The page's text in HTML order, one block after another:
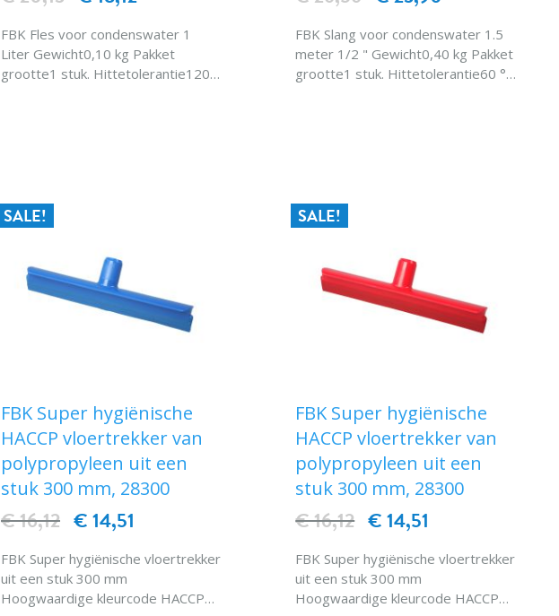
FBK Fles voor condenswater 1
Liter Gewicht0,10 kg Pakket
grootte1 stuk. Hittetolerantie120 °
FBK Slang voor condenswater 1.5
meter 1/2 " Gewicht0,40 kg Pakket
grootte1 stuk. Hittetolerantie60 °
SALE!
FBK Super hygiënische
HACCP vloertrekker van
polypropyleen uit een
stuk 300 mm, 28300
€ 14,51
€ 16,12
FBK Super hygiënische vloertrekker
uit een stuk 300 mm
Hoogwaardige kleurcode HACCP
SALE!
FBK Super hygiënische
HACCP vloertrekker van
polypropyleen uit een
stuk 300 mm, 28300
€ 14,51
€ 16,12
FBK Super hygiënische vloertrekker
uit een stuk 300 mm
Hoogwaardige kleurcode HACCP